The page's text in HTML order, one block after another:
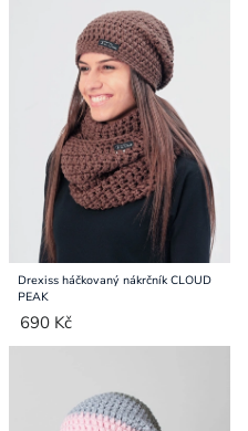
Drexiss háčkovaný nákrčník CLOUD
PEAK
690 Kč